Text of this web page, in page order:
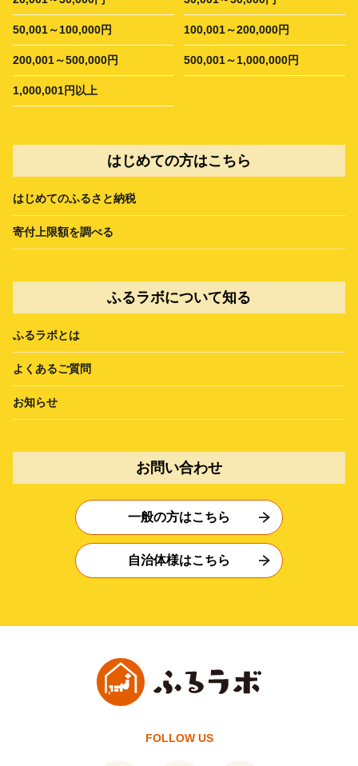
50,001～100,000円 100,001～200,000円
200,001～500,000円 500,001～1,000,000円
1,000,001円以上
はじめての方はこちら
はじめてのふるさと納税
寄付上限額を調べる
ふるラボについて知る
ふるラボとは
よくあるご質問
お知らせ
お問い合わせ
一般の方はこちら
自治体様はこちら
FOLLOW US